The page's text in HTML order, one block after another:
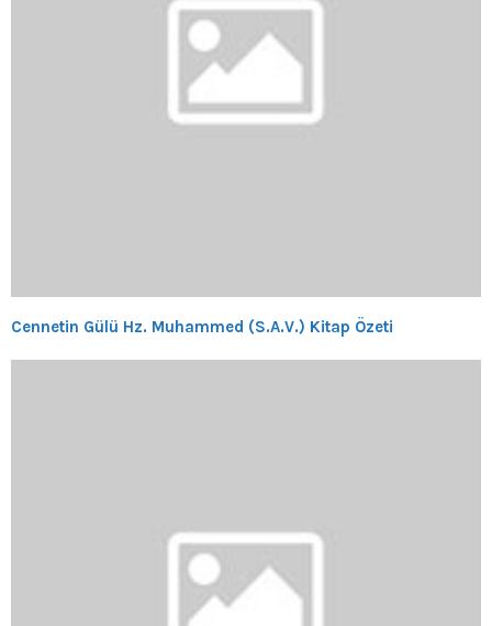
Cennetin Gülü Hz. Muhammed (S.A.V.) Kitap Özeti